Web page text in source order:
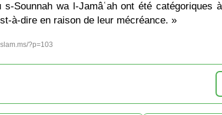
s-Sounnah wa l-Jamâʿah ont été
à-dire en raison de leur mécréance. »
?p=103